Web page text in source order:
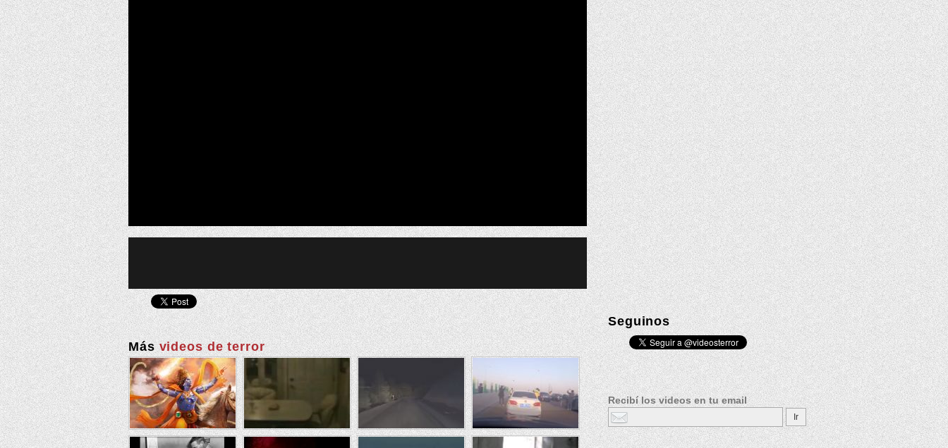
Másvideos de terror
Seguinos
Recibí los videos en tu email